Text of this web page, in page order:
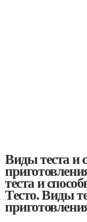
Виды теста и
теста и
Тесто. Виды